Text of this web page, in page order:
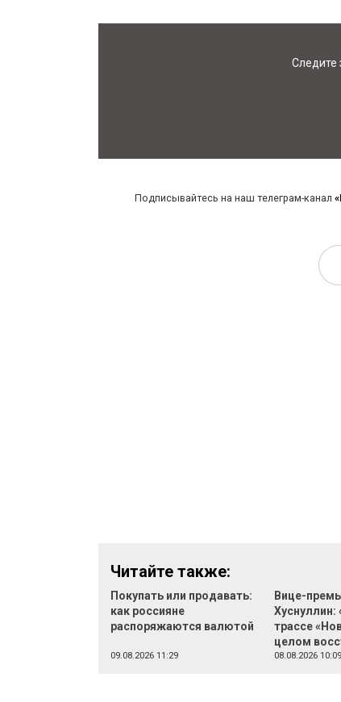
Следите
Подписывайтесь на наш телеграм-канал
Читайте также:
Покупать или продавать:
как россияне
распоряжаются валютой
09.08.2026 11:29
Вице-
Хуснуллин:
трассе
целом
08.08.2026 10:09